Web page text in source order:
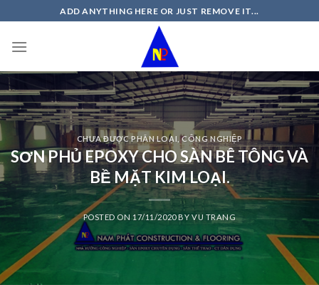
to
content
ADD ANYTHING HERE OR JUST REMOVE IT...
CHƯA ĐƯỢC PHÂN LOẠI ,CÔNG NGHIỆP
SƠN PHỦ EPOXY CHO SÀN BÊ TÔNG VÀ
BỀ MẶT KIM LOẠI.
POSTED ON 17/11/2020BY VU TRANG